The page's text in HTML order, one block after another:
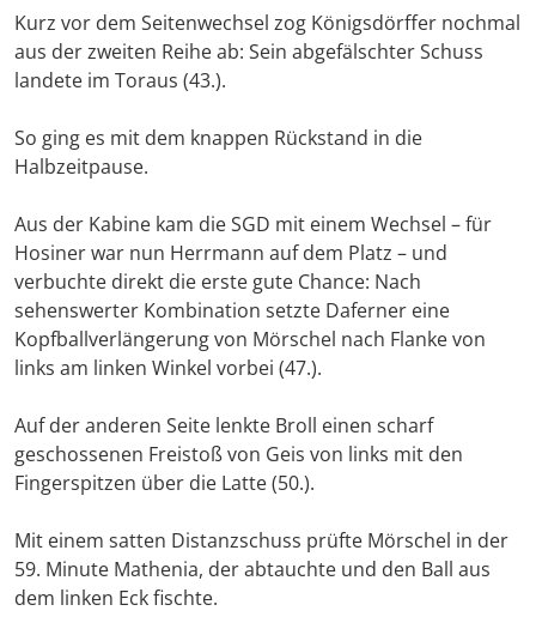
Kurz vor dem Seitenwechsel zog Königsdörffer nochmal
aus der zweiten Reihe ab: Sein abgefälschter Schuss
landete im Toraus (43.).
So ging es mit dem knappen Rückstand in die
Halbzeitpause.
Aus der Kabine kam die SGD mit einem Wechsel – für
Hosiner war nun Herrmann auf dem Platz – und
verbuchte direkt die erste gute Chance: Nach
sehenswerter Kombination setzte Daferner eine
Kopfballverlängerung von Mörschel nach Flanke von
links am linken Winkel vorbei (47.).
Auf der anderen Seite lenkte Broll einen scharf
geschossenen Freistoß von Geis von links mit den
Fingerspitzen über die Latte (50.).
Mit einem satten Distanzschuss prüfte Mörschel in der
59. Minute Mathenia, der abtauchte und den Ball aus
dem linken Eck fischte.